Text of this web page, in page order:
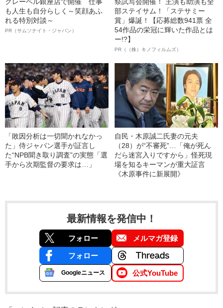
も人生も自分らしく～笑顔あふ
れる特別対談～
PR（サムソナイト・ジャパン）
部ステイサム！「ステサミー
賞」爆誕！【応募総数941票 全
54作品の栄冠に輝いた作品とは
ー!?】
PR（（株）キノフィルムズ）
「敗因分析は一切聞かれなかっ
た」侍ジャパン選手が証言し
た“NPB聞き取り調査”の実態「選
手から次期監督の要求は…」
自民・木原誠二氏妻の元夫
（28）が“不審死”…「俺が死ん
だら迷宮入りですから」怪死現
場を知るキーマンが重大証言
《木原事件に新展開》
最新情報を発信中！
フォロー メルマガ登録
フォロー
Googleニュース 公式YouTube